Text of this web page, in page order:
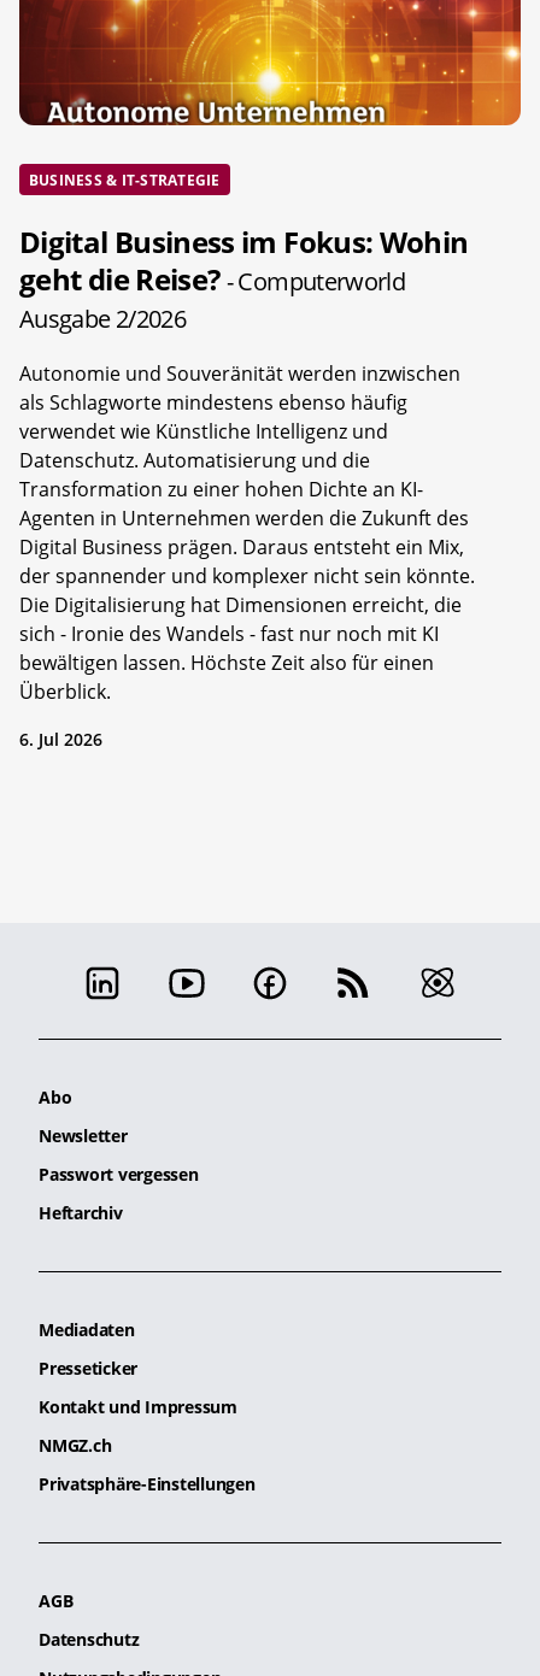
BUSINESS & IT-STRATEGIE
Digital Business im Fokus: Wohin
geht die Reise?- Computerworld
Ausgabe 2/2026
Autonomie und Souveränität werden inzwischen
als Schlagworte mindestens ebenso häufig
verwendet wie Künstliche Intelligenz und
Datenschutz. Automatisierung und die
Transformation zu einer hohen Dichte an KI-
Agenten in Unternehmen werden die Zukunft des
Digital Business prägen. Daraus entsteht ein Mix,
der spannender und komplexer nicht sein könnte.
Die Digitalisierung hat Dimensionen erreicht, die
sich - Ironie des Wandels - fast nur noch mit KI
bewältigen lassen. Höchste Zeit also für einen
Überblick.
6. Jul 2026
Abo
Newsletter
Passwort vergessen
Heftarchiv
Mediadaten
Presseticker
Kontakt und Impressum
NMGZ.ch
Privatsphäre-Einstellungen
AGB
Datenschutz